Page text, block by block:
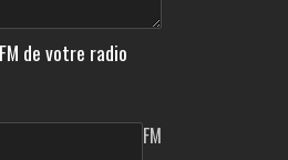
de votre radio
FM